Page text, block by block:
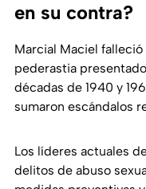
en su contra?
Marcial Maciel
pederastia
décadas de 1940 y
sumaron escándalos
Los líderes actuales
delitos de abuso